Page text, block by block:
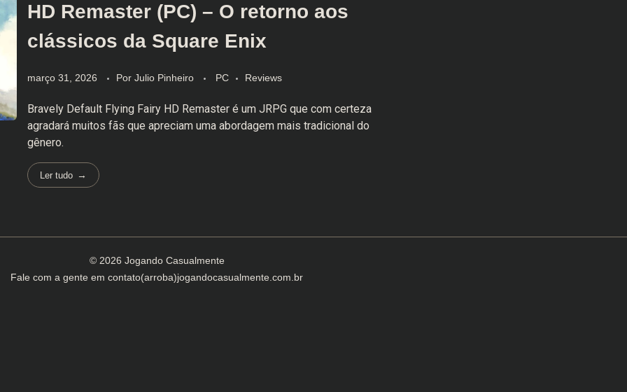
HD Remaster (PC) – O retorno aos
clássicos da Square Enix
março 31, 2026 Por Julio Pinheiro PC Reviews
Bravely Default Flying Fairy HD Remaster é um JRPG que com certeza
agradará muitos fãs que apreciam uma abordagem mais tradicional do
gênero.
Ler tudo
© 2026 Jogando Casualmente
Fale com a gente em contato(arroba)jogandocasualmente.com.br